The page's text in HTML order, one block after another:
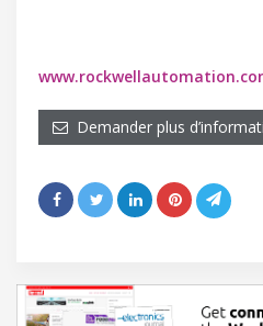
Demander plus